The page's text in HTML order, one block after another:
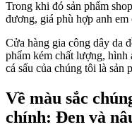
Trong khi đó sản phẩm
đương, giá phù hợp anh
Cửa hàng gia công dây da
phẩm kém chất lượng, hình
cá sấu của chúng tôi là sản
Về màu sắc
chính: Đen và